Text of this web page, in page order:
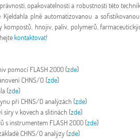
opakovatelnosti a robustnosti této
Kjeldahla plně automatizovanou a
kompostů, hnojiv, paliv, polymerů,
kontaktovat!
pomocí FLASH 2000 (zde)
CHNS/O (zde)
(zde)
při CHNS/O analýzách (zde)
síry v kovech a slitinách (zde)
s instrumentem FLASH 2000 (zde)
CHNS/O analýzy (zde)